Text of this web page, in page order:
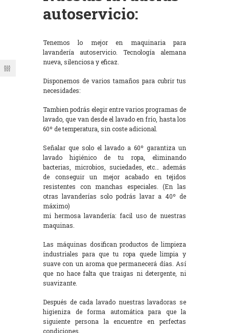
autoservicio:
Tenemos lo mejor en maquinaria para
lavandería autoservicio. Tecnología alemana
nueva, silenciosa y eficaz.
Disponemos de varios tamaños para cubrir tus
necesidades:
Tambien podrás elegir entre varios programas de
lavado, que van desde el lavado en frío, hasta los
60º de temperatura, sin coste adicional.
Señalar que solo el lavado a 60º garantiza un
lavado higiénico de tu ropa, eliminando
bacterias, microbios, suciedades, etc… además
de conseguir un mejor acabado en tejidos
resistentes con manchas especiales. (En las
otras lavanderías solo podrás lavar a 40º de
máximo)
mi hermosa lavandería: facil uso de nuestras
maquinas.
Las máquinas dosifican productos de limpieza
industriales para que tu ropa quede limpia y
suave con un aroma que permanecerá días. Así
que no hace falta que traigas ni detergente, ni
suavizante.
Después de cada lavado nuestras lavadoras se
higieniza de forma automática para que la
siguiente persona la encuentre en perfectas
condiciones.